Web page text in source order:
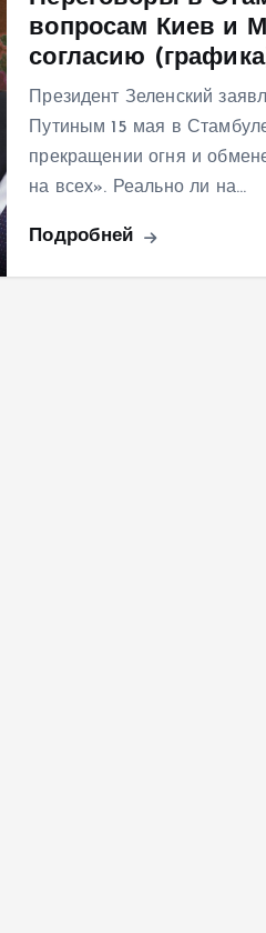
вопросам Киев и
согласию
Президент Зеленский
Путиным 15 мая в
прекращении огня и
на всех». Реально ли на…
Подробней